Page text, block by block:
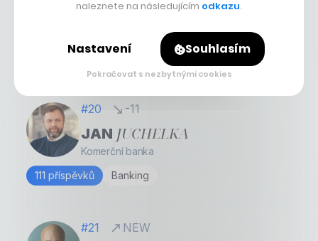
DANIELBENEŠ
82 příspěvků
Electric Power Generation
#20 -11
JAN JUCHELKA
Komerční banka
111 příspěvků
Banking
#21 NEW
naleznete na následujícím odkazu.
Nastavení Souhlasím
Pokračovat s nezbytnými cookies